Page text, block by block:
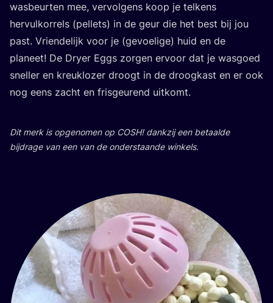
was­beur­ten mee, ver­vol­gens koop je tel­kens
her­vul­kor­rels (pel­lets) in de geur die het best bij jou
past. Vrien­de­lijk voor je (gevoe­li­ge) huid en de
pla­neet! De Dry­er Eggs zor­gen ervoor dat je was­goed
snel­ler en kreuk­lo­zer droogt in de droog­kast en er ook
nog eens zacht en fris­geu­rend uitkomt.
Dit merk is opge­no­men op COSH! dank­zij een betaal­de
bij­dra­ge van een van de onder­staan­de winkels.